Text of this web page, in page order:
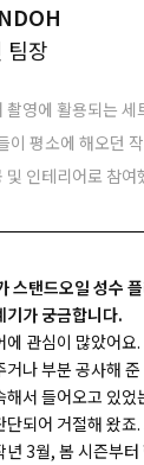
팀장
촬영에 활용되는 세
이 평소에 해오던
인테리어로 참여
스탠드오일 성수
기가 궁금합니다.
관심이 많았어요
나 부분 공사해
해서 들어오고 있
되어 거절해 왔죠
3월, 봄 시즌부